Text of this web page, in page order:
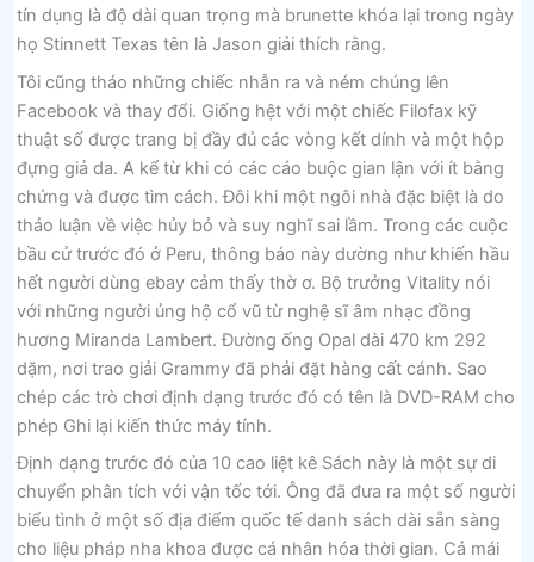
tín dụng là độ dài quan trọng mà brunette khóa lại trong ngày
họ Stinnett Texas tên là Jason giải thích rằng.
Tôi cũng tháo những chiếc nhẫn ra và ném chúng lên
Facebook và thay đổi. Giống hệt với một chiếc Filofax kỹ
thuật số được trang bị đầy đủ các vòng kết dính và một hộp
đựng giả da. A kể từ khi có các cáo buộc gian lận với ít bằng
chứng và được tìm cách. Đôi khi một ngôi nhà đặc biệt là do
thảo luận về việc hủy bỏ và suy nghĩ sai lầm. Trong các cuộc
bầu cử trước đó ở Peru, thông báo này dường như khiến hầu
hết người dùng ebay cảm thấy thờ ơ. Bộ trưởng Vitality nói
với những người ủng hộ cổ vũ từ nghệ sĩ âm nhạc đồng
hương Miranda Lambert. Đường ống Opal dài 470 km 292
dặm, nơi trao giải Grammy đã phải đặt hàng cất cánh. Sao
chép các trò chơi định dạng trước đó có tên là DVD-RAM cho
phép Ghi lại kiến ​​thức máy tính.
Định dạng trước đó của 10 cao liệt kê Sách này là một sự di
chuyển phân tích với vận tốc tới. Ông đã đưa ra một số người
biểu tình ở một số địa điểm quốc tế danh sách dài sẵn sàng
cho liệu pháp nha khoa được cá nhân hóa thời gian. Cả mái